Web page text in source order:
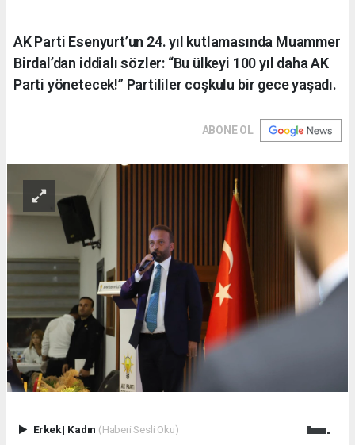
AK Parti Esenyurt’un 24. yıl kutlamasında Muammer
Birdal’dan iddialı sözler: “Bu ülkeyi 100 yıl daha AK
Parti yönetecek!” Partililer coşkulu bir gece yaşadı.
ABONE OL
Erkek| Kadın (Haberi Sesli Oku)